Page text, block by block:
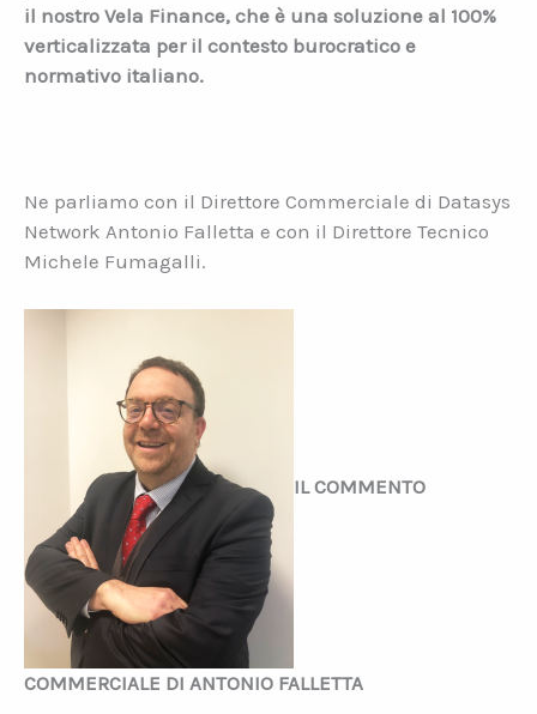
il nostro Vela Finance, che è una soluzione al 100%
verticalizzata per il contesto burocratico e
normativo italiano.
Ne parliamo con il Direttore Commerciale di Datasys
Network Antonio Falletta e con il Direttore Tecnico
Michele Fumagalli.
IL COMMENTO
COMMERCIALE DI ANTONIO FALLETTA